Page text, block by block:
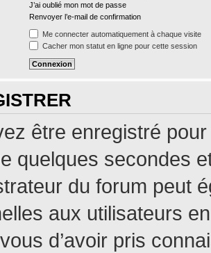
J’ai oublié mon mot de passe
Renvoyer l’e-mail de confirmation
Me connecter automatiquement à chaque visite
Cacher mon statut en ligne pour cette session
être enregistré
quelques secondes
du forum peut
aux utilisateurs
d’avoir pris